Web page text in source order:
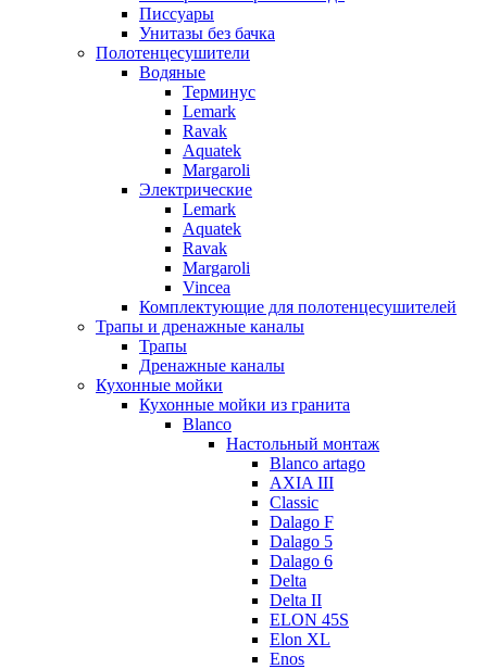
Писсуары
Унитазы без бачка
Полотенцесушители
Водяные
Терминус
Lemark
Ravak
Aquatek
Margaroli
Электрические
Lemark
Aquatek
Ravak
Margaroli
Vincea
Комплектующие для полотенцесушителей
Трапы и дренажные каналы
Трапы
Дренажные каналы
Кухонные мойки
Кухонные мойки из гранита
Blanco
Настольный монтаж
Blanco artago
AXIA III
Classic
Dalago F
Dalago 5
Dalago 6
Delta
Delta II
ELON 45S
Elon XL
Enos